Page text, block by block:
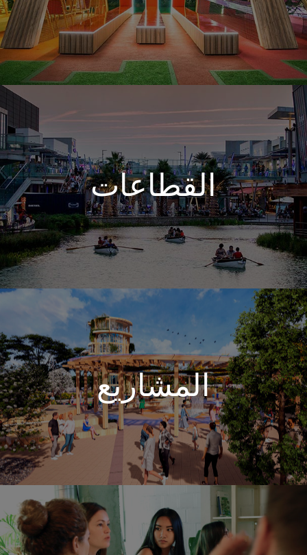
القطاعات
المشاريع